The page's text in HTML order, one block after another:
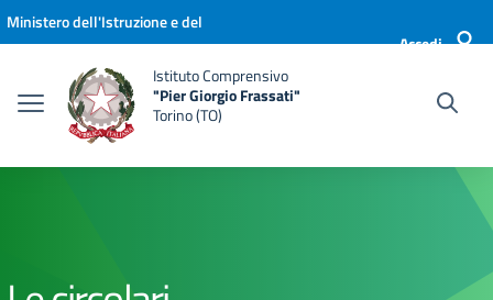
Vai ai contenuti
Vai al menu di navigazione
Vai al footer
Ministero dell'Istruzione e del
Accedi
Istituto Comprensivo
"Pier Giorgio Frassati"
Torino (TO)